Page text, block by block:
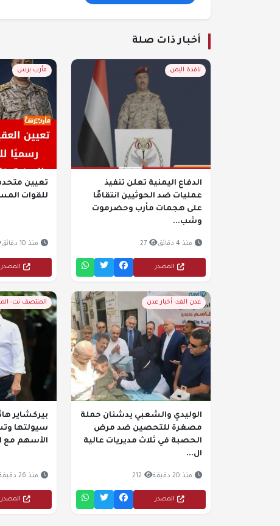
أخبار ذات صلة
نافذة اليمن
الدفاع اليمنية تعلن تنفيذ
عمليات ضد الحوثيين انتقامًا
على هجمات مأرب وحضرموت
وشب...
منذ 4 دقائق 27
المصدر
مأرب برس
تعيين
للقوات
منذ 10 دقائق
المصدر
عدن الغد- أخبار عدن
الوليدي والشعبي يدشنان حملة
مصغرة للتحصين ضد مرض
الحصبة في ثلاث مديريات عالية
ال...
منذ 20 دقيقة 212
المصدر
المنتصف نت-
بيركشاير
سيولتها
الأسهم مع
منذ 26 دقيقة
المصدر